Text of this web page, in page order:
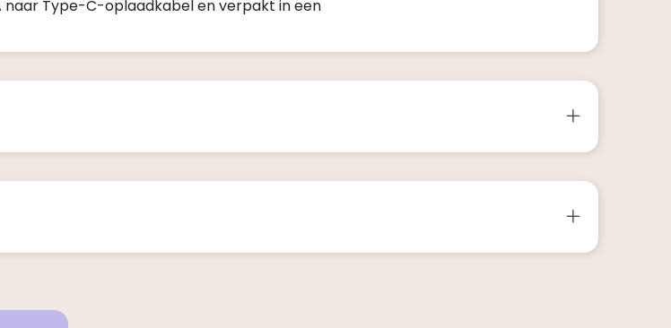
naar Type-C-oplaadkabel en verpakt in een